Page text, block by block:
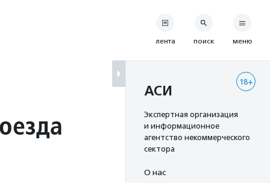
лента поиск меню
18+
АСИ
Экспертная организация
и информационное
агентство некоммерческого
сектора
О нас